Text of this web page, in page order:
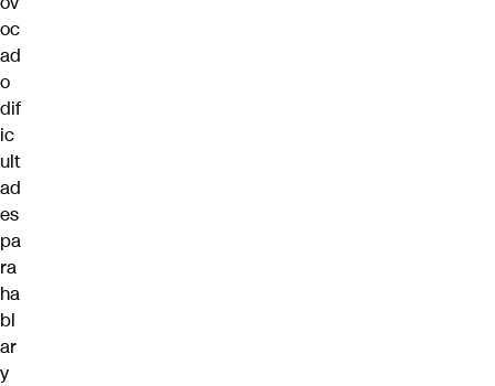
oc
ad
o
dif
ic
ult
ad
es
pa
ra
ha
bl
ar
y